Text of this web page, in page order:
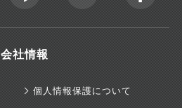
会社情報
個人情報保護について